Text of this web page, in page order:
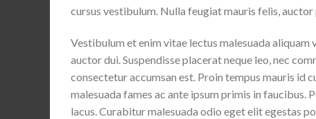
cursus vestibulum. Nulla feugiat mauris felis,
Vestibulum et enim vitae lectus malesuada aliquam
auctor dui. Suspendisse placerat neque leo, nec
consectetur accumsan est. Proin tempus mauris id
malesuada fames ac ante ipsum primis in faucibus.
lacus. Curabitur malesuada odio eget elit egestas